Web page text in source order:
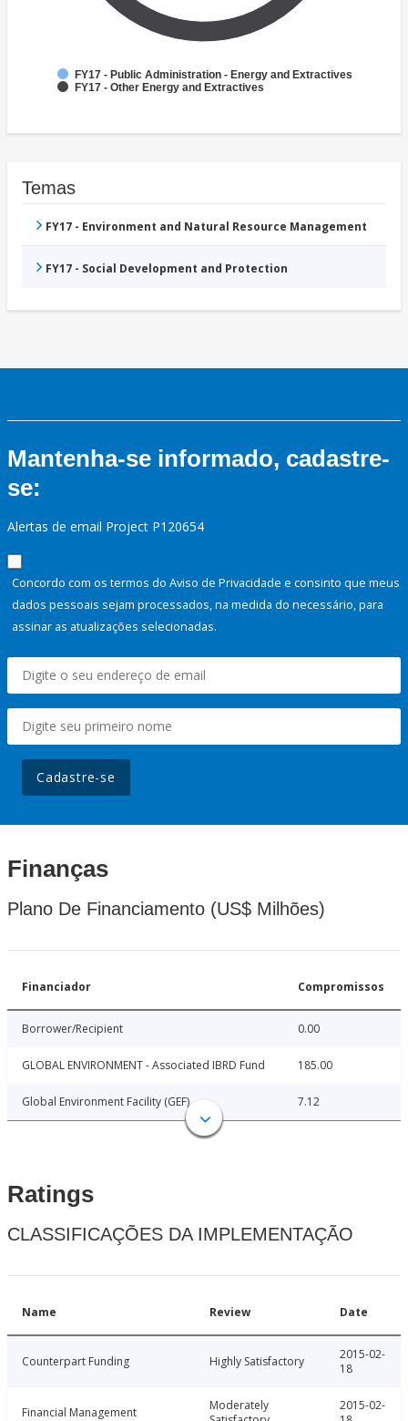
FY17 - Public Administration - Energy and Extractives
FY17 - Other Energy and Extractives
Temas
FY17 - Environment and Natural Resource Management
FY17 - Social Development and Protection
Mantenha-se informado, cadastre-
se:
Alertas de email Project P120654
Concordo com os termos do Aviso de Privacidade e consinto que meus
dados pessoais sejam processados, na medida do necessário, para
assinar as atualizações selecionadas.
Cadastre-se
Finanças
Plano De Financiamento (US$ Milhões)
Financiador Compromissos
Borrower/Recipient 0.00
GLOBAL ENVIRONMENT - Associated IBRD Fund 185.00
Global Environment Facility (GEF) 7.12
Ratings
CLASSIFICAÇÕES DA IMPLEMENTAÇÃO
Name Review Date
Counterpart Funding Highly Satisfactory
2015-02-
18
Financial Management
Moderately
2015-02-